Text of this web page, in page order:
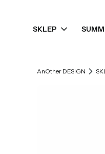
SKLEP
AnOther DESIGN